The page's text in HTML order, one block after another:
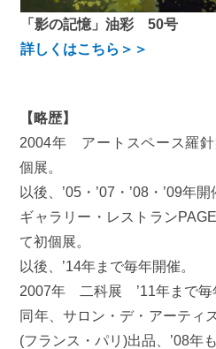
「影の記憶」油彩 50号
詳しくはこちら＞＞
【略歴】
2004年 アートスペース羅針
個展。
以後、’05・’07・’08・’09年開
ギャラリー・レストラン
て初個展。
以後、’14年まで毎年開催。
2007年 二科展 ’11年まで毎
同年、サロン・デ・アーティ
(フランス・パリ)出品、’08年も